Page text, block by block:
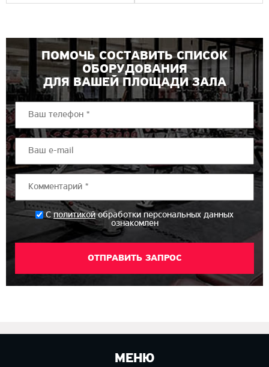
ПОМОЧЬ СОСТАВИТЬ СПИСОК
ОБОРУДОВАНИЯ
ДЛЯ ВАШЕЙ ПЛОЩАДИ ЗАЛА
* Сполитикойобработки персональных данных
ознакомлен
МЕНЮ